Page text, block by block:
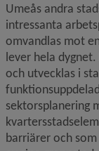
Umeås andra
intressanta
omvandlas mot
lever hela
och utvecklas i
sektorsplanering
barriärer och